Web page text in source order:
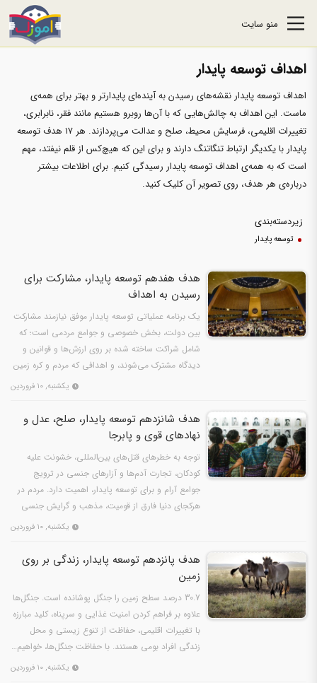
منو سایت
اهداف توسعه پایدار
اهداف توسعه پایدار نقشه‌های رسیدن به آینده‌ای پایدارتر و بهتر برای همه‌‌ی
ماست. این اهداف به چالش‌هایی که با آن‌ها روبرو هستیم مانند فقر، نابرابری،
تغییرات اقلیمی، فرسایش محیط، صلح و عدالت می‌پردازند. هر ۱۷ هدف توسعه
پایدار با یکدیگر ارتباط تنگاتنگ دارند و برای این که هیچ‌کس از قلم نیفتد، مهم
است که به همه‌ی اهداف توسعه پایدار رسیدگی کنیم. برای اطلاعات بیشتر
درباره‌ی هر هدف، روی تصویر آن کلیک کنید.
زیردسته‌بندی
توسعه پایدار
هدف هفدهم توسعه پایدار، مشارکت برای
رسیدن به اهداف
یک برنامه عملیاتی توسعه پایدار موفق نیازمند مشارکت
بین دولت، بخش خصوصی و جوامع مردمی است؛ که
شامل شراکت ساخته شده بر روی ارزش‌ها و قوانین و
دیدگاه مشترک می‌شوند، و اهدافی که مردم و کره زمین
یکشنبه, ۱۰ فروردین
هدف شانزدهم توسعه پایدار، صلح، عدل و
نهادهای قوی و پابرجا
توجه به خطرهای قتل‌های بین‌المللی، خشونت علیه
کودکان، تجارت آدم‌ها و آزارهای جنسی در ترویج
جوامع آرام و برای توسعه پایدار، اهمیت دارد. مردم در
هرکجای دنیا فارق از قومیت، مذهب و گرایش جنسی
یکشنبه, ۱۰ فروردین
هدف پانزدهم توسعه پایدار، زندگی بر روی
زمین
30.7 درصد سطح زمین را جنگل پوشانده است. جنگل‌ها
علاوه بر فراهم کردن امنیت غذایی و سرپناه، کلید مبارزه
با تغییرات اقلیمی، حفاظت از تنوع زیستی و محل
زندگی افراد بومی هستند. با حفاظت جنگل‌ها، خواهیم…
یکشنبه, ۱۰ فروردین